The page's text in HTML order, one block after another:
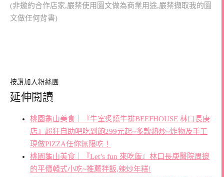
(非邀約合作店家,嚴禁使用圖文做為商業用途,嚴禁擷取我的圖
文做任何背書)
按讚加入粉絲團
延伸閱讀
桃園龜山美食｜『牛室炙燒牛排BEEFHOUSE 林口長庚
店』超狂自助吧吃到飽299元起~多款熱炒~炸物及手工
現做PIZZA任你無限吃！
桃園龜山美食｜『Let’s fun 來吃飯』林口長庚醫院周邊
的平價韓式小吃~推薦拌飯,辣炒年糕!